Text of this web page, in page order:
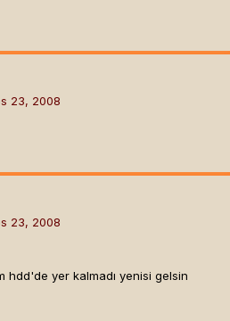
23, 2008
23, 2008
hdd'de yer kalmadı yenisi gelsin